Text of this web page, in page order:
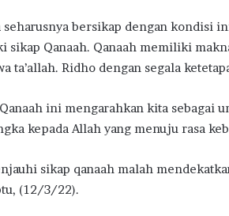
seharusnya bersikap dengan kondisi
sikap Qanaah. Qanaah memiliki
ta’allah. Ridho dengan segala
ini mengarahkan kita sebagai
kepada Allah yang menuju rasa
sikap qanaah malah
(12/3/22).